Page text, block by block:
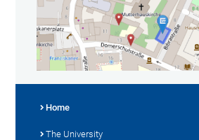
Home
The University